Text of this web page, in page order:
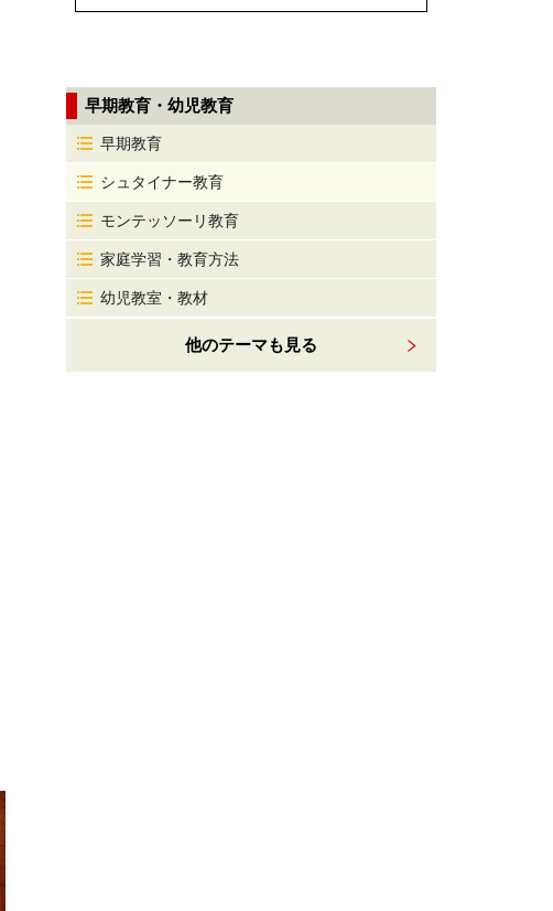
早期教育・幼児教育
早期教育
シュタイナー教育
モンテッソーリ教育
家庭学習・教育方法
幼児教室・教材
他のテーマも見る